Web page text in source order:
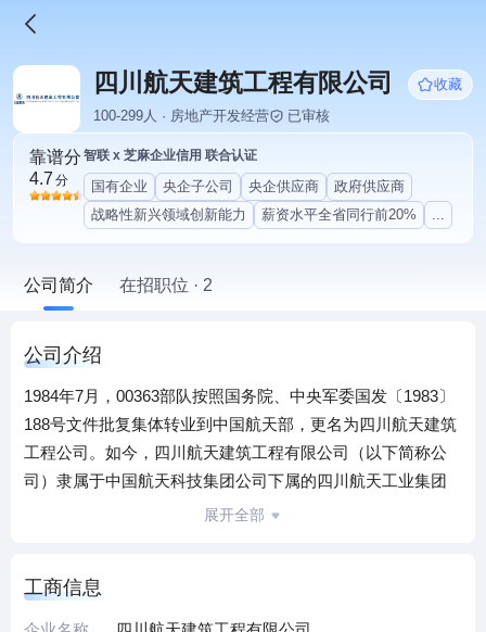
四川航天建筑工程有限公司
收藏
100-299人 · 房地产开发经营
已审核
靠谱分
4.7 分
智联 x 芝麻企业信用 联合认证
国有企业 央企子公司 央企供应商
政府供应商
战略性新兴领域创新能力
薪资水平全省同行前20% ...
公司简介 在招职位 · 2
公司介绍
1984年7月，00363部队按照国务院、中央军委国发〔1983〕
188号文件批复集体转业到中国航天部，更名为四川航天建筑
工程公司。如今，四川航天建筑工程有限公司（以下简称公
司）隶属于中国航天科技集团公司下属的四川航天工业集团
有限公司，是中国航天科技集团公司所属的唯一一家集房屋
公司位于GDP居全省首位的国家级经济技术开发区——成都
市龙泉驿区，天府新区核心区域，年产值收入逾30亿元。创
展开全部
工商信息